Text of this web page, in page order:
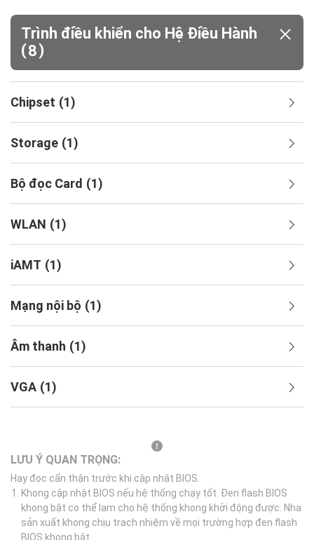
Trình điều khiển cho Hệ Điều Hành
(8)
Chipset (1)
Storage (1)
Bộ đọc Card (1)
WLAN (1)
iAMT (1)
Mạng nội bộ (1)
Âm thanh (1)
VGA (1)
LƯU Ý QUAN TRỌNG:
Hay đọc cẩn thận trước khi cập nhật BIOS.
Khong cập nhật BIOS nếu hệ thống chạy tốt. Đen flash BIOS
khong bật co thể lam cho hệ thống khong khởi động được. Nha
sản xuất khong chịu trach nhiệm về mọi trường hợp đen flash
BIOS khong bật.